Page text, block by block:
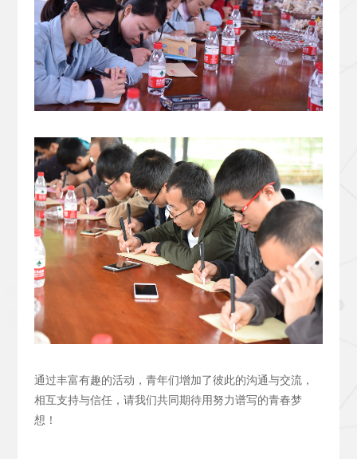
通过丰富有趣的活动，青年们增加了彼此的沟通与交流，
相互支持与信任，请我们共同期待用努力谱写的青春梦
想！